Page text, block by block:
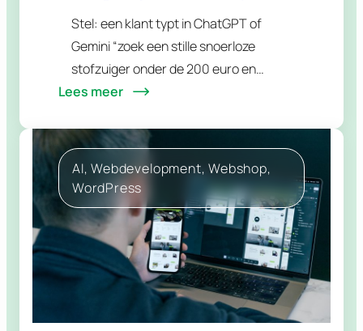
Stel: een klant typt in ChatGPT of
Gemini “zoek een stille snoerloze
stofzuiger onder de 200 euro en
bestel hem”. Geen Google-
geen bezoek aan jouw webshop. Een
AI-agent…
Lees meer
AI, Webdevelopment, Webshop
WordPress